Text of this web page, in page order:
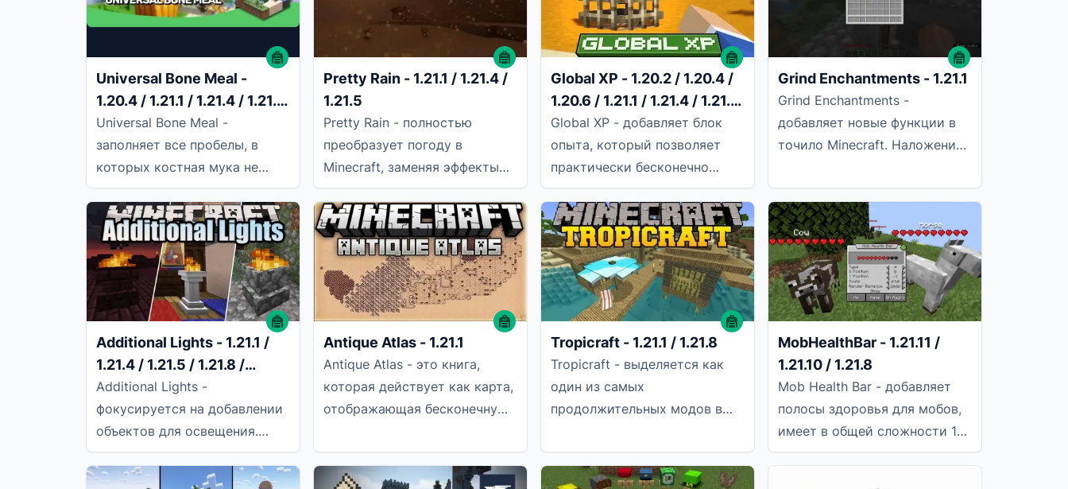
Universal Bone Meal -
1.20.4 / 1.21.1 / 1.21.4 / 1.21.5
/ 1.21.8
Universal Bone Meal -
заполняет все пробелы, в
которых костная мука не
может использоваться, но
должна использоваться! Все
режимы
Pretty Rain - 1.21.1 / 1.21.4 /
1.21.5
Pretty Rain - полностью
преобразует погоду в
Minecraft, заменяя эффекты
дождя, снега и грозы гораздо
более детализированными и
Global XP - 1.20.2 / 1.20.4 /
1.20.6 / 1.21.1 / 1.21.4 / 1.21.5
/ 1.21.8 / 1.21.10 / 1.21.11
Global XP - добавляет блок
опыта, который позволяет
практически бесконечно
накапливать опыт, доступный
любому игроку. Чтобы
Grind Enchantments - 1.21.1
Grind Enchantments -
добавляет новые функции в
точило Minecraft. Наложение
книги на точильный камень
Additional Lights - 1.21.1 /
1.21.4 / 1.21.5 / 1.21.8 /
1.21.10 / 1.21.11
Additional Lights -
фокусируется на добавлении
объектов для освещения.
Среди объектов, которые мы
можем найти в этом моде, -
Antique Atlas - 1.21.1
Antique Atlas - это книга,
которая действует как карта,
отображающая бесконечную
и маркеры с
Tropicraft - 1.21.1 / 1.21.8
Tropicraft - выделяется как
один из самых
продолжительных модов в
оригинальных модов
Dimension для Minecraft.
MobHealthBar - 1.21.11 /
1.21.10 / 1.21.8
Mob Health Bar - добавляет
полосы здоровья для мобов,
имеет в общей сложности 13
различных стилей на выбор,